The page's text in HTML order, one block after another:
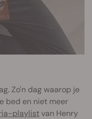
Zo'n dag waarop je
bed en niet meer
playlistvan Henry